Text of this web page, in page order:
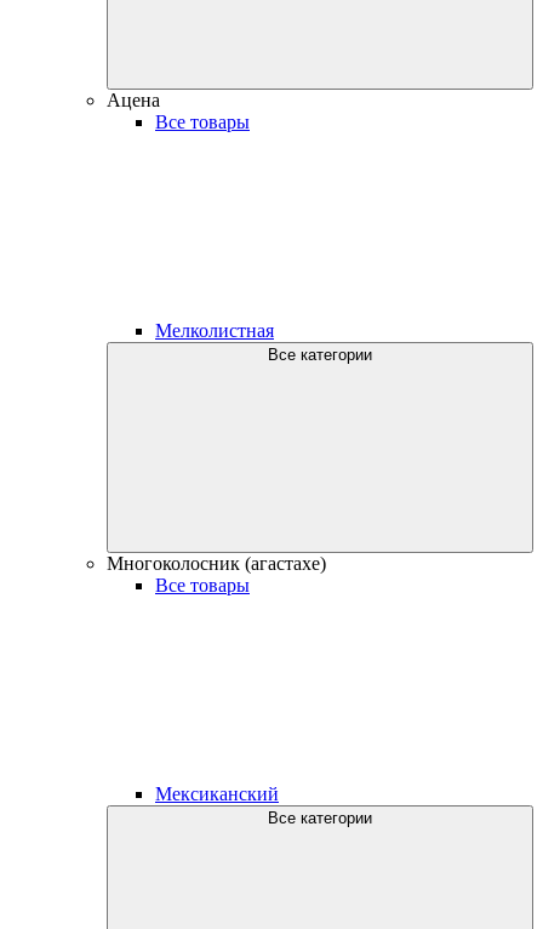
Ацена
Все товары
Мелколистная
Все категории
Многоколосник (агастахе)
Все товары
Мексиканский
Все категории